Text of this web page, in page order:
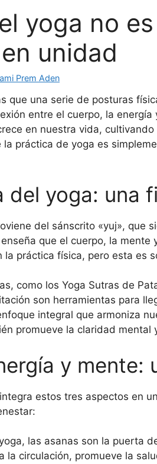
yoga no
unidad
Prem Aden
que una serie de posturas
entre el cuerpo, la
en nuestra vida,
la práctica de yoga es
del yoga: una
del sánscrito «yuj», que
que el cuerpo, la
la práctica física, pero esta es
como los Yoga Sutras de
son herramientas para
integral que armoniza
promueve la claridad mental
y mente:
estos tres aspectos en
las asanas son la puerta
la circulación, promueve la